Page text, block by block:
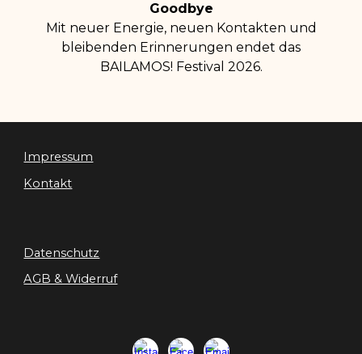
Goodbye
Mit neuer Energie, neuen Kontakten und
bleibenden Erinnerungen endet das
BAILAMOS! Festival 2026.
Impressum
Kontakt
Datenschutz
AGB & Widerruf